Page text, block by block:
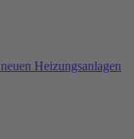
Heizungsanlagen